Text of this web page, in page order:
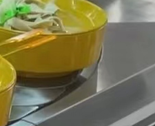
趋势解析
引言：旋转烤肉设备行业
来，餐饮行业人力成本持续...
旋转小火锅设备供
学筛选靠谱供应商